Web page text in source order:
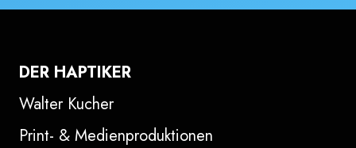
DER HAPTIKER
Walter Kucher
Print- & Medienproduktionen